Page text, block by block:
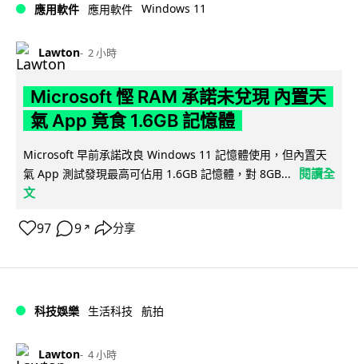
應用軟件 應用軟件 Windows 11
Lawton 2 小時
Microsoft 慳 RAM 承諾未兌現 內置天
氣 App 竟食 1.6GB 記憶體
Microsoft 早前承諾改良 Windows 11 記憶體使用，但內置天
氣 App 測試發現最高可佔用 1.6GB 記憶體，對 8GB...
閱讀全
文
97 9 ↗ 分享
科技娛樂 生活科技 航拍
Lawton 4 小時